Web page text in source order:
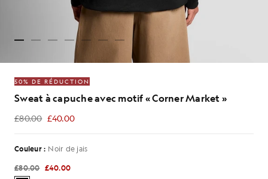
50% DE RÉDUCTION
Sweat à capuche avec motif « Corner Market »
£80.00 £40.00
£40.00
Couleur : Noir de jais
£80.00 £40.00